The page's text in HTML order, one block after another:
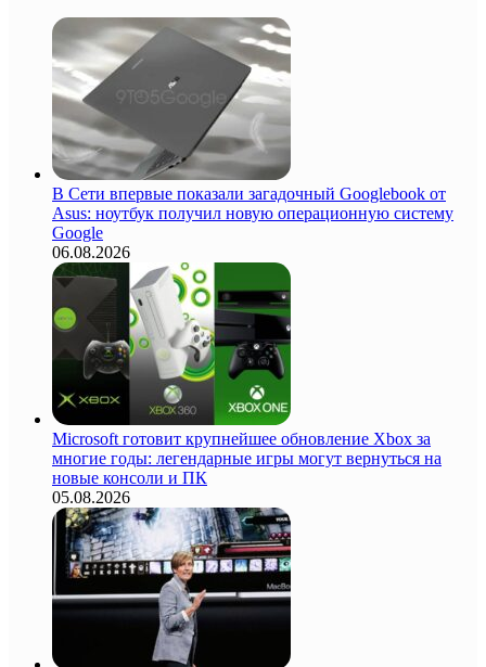
В Сети впервые показали загадочный Googlebook от
Asus: ноутбук получил новую операционную систему
Google
06.08.2026
Microsoft готовит крупнейшее обновление Xbox за
многие годы: легендарные игры могут вернуться на
новые консоли и ПК
05.08.2026